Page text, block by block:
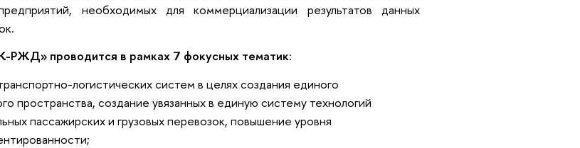
необходимых для коммерциализации результатов данных
проводится в рамках 7 фокусных тематик:
логистических систем в целях создания единого
пространства, создание увязанных в единую систему технологий
пассажирских и грузовых перевозок, повышение уровня